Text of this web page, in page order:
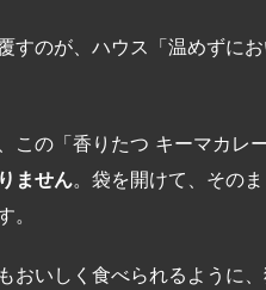
すのが、ハウス「温めずに
この「香りたつ キーマカレ
ません。袋を開けて、その
。
おいしく食べられるように